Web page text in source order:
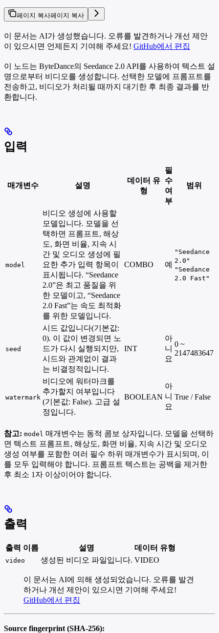
페이지 복사페이지 복사
이 문서는 AI가 생성했습니다. 오류를 발견하거나 개선 제안
이 있으시면 언제든지 기여해 주세요! GitHub에서 편집
이 노드는 ByteDance의 Seedance 2.0 API를 사용하여 텍스트 설
명으로부터 비디오를 생성합니다. 선택한 모델에 프롬프트를
전송하고, 비디오가 처리될 때까지 대기한 후 최종 결과를 반
환합니다.
입력
매개변수 설명
데이터 유
형
필
수
여
부
범위
model
비디오 생성에 사용할
모델입니다. 모델을 선
택하면 프롬프트, 해상
도, 화면 비율, 지속 시
간 및 오디오 생성에 필
요한 추가 입력 항목이
표시됩니다. “Seedance
2.0”은 최고 품질을 위
한 모델이고, “Seedance
2.0 Fast”는 속도 최적화
를 위한 모델입니다.
COMBO 예
"Seedance
2.0"
"Seedance
2.0 Fast"
seed
시드 값입니다(기본값:
0). 이 값이 변경되면 노
드가 다시 실행되지만,
시드와 관계없이 결과
는 비결정적입니다.
INT
아
니
요
0 ~
2147483647
watermark
비디오에 워터마크를
추가할지 여부입니다
(기본값: False). 고급 설
정입니다.
BOOLEAN
아
니
요
True / False
참고: model 매개변수는 동적 콤보 상자입니다. 모델을 선택하
면 텍스트 프롬프트, 해상도, 화면 비율, 지속 시간 및 오디오
생성 여부를 포함한 여러 필수 하위 매개변수가 표시되며, 이
를 모두 입력해야 합니다. 프롬프트 텍스트는 공백을 제거한
후 최소 1자 이상이어야 합니다.
출력
출력 이름 설명 데이터 유형
video 생성된 비디오 파일입니다. VIDEO
이 문서는 AI에 의해 생성되었습니다. 오류를 발견
하거나 개선 제안이 있으시면 기여해 주세요!
GitHub에서 편집
Source fingerprint (SHA-256):